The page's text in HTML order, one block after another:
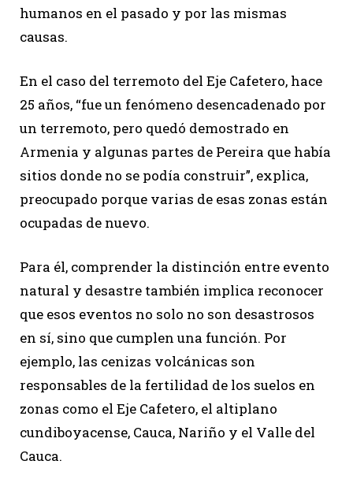
humanos en el pasado y por las mismas
causas.
En el caso del terremoto del Eje Cafetero, hace
25 años, “fue un fenómeno desencadenado por
un terremoto, pero quedó demostrado en
Armenia y algunas partes de Pereira que había
sitios donde no se podía construir”, explica,
preocupado porque varias de esas zonas están
ocupadas de nuevo.
Para él, comprender la distinción entre evento
natural y desastre también implica reconocer
que esos eventos no solo no son desastrosos
en sí, sino que cumplen una función. Por
ejemplo, las cenizas volcánicas son
responsables de la fertilidad de los suelos en
zonas como el Eje Cafetero, el altiplano
cundiboyacense, Cauca, Nariño y el Valle del
Cauca.